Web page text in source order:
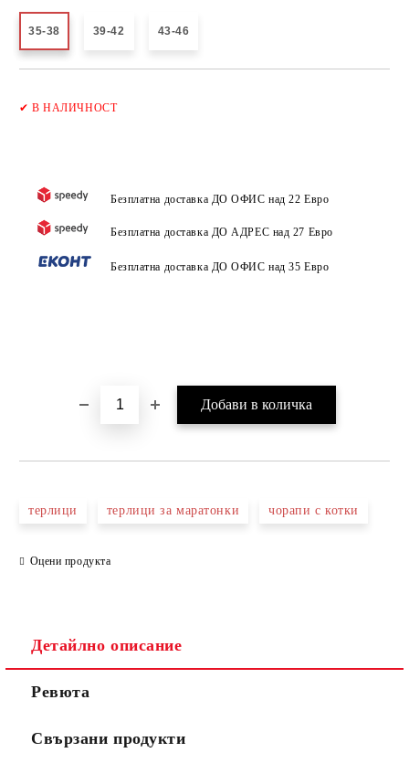
35-38 39-42 43-46
✔В НАЛИЧНОСТ
Безплатна доставка ДО ОФИС над 22 Евро
Безплатна доставка ДО АДРЕС над 27 Евро
Безплатна доставка ДО ОФИС над 35 Евро
терлици терлици за маратонки чорапи с котки
Оцени продукта
Детайлно описание
Ревюта
Свързани продукти